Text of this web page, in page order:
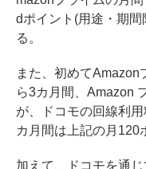
dポイント(用途・期
る。
また、初めてAmazon
ら3カ月間、Amazon
が、ドコモの回線利
カ月間は上記の月120
加えて、ドコモを通